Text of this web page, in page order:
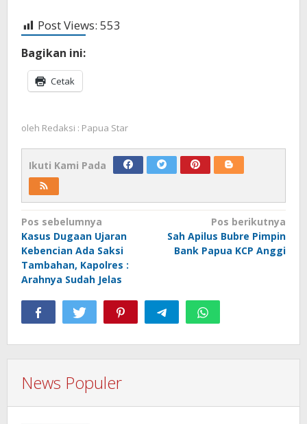
Post Views: 553
Bagikan ini:
Cetak
oleh Redaksi : Papua Star
Ikuti Kami Pada
Navigasi
pos
Pos sebelumnya
Kasus Dugaan Ujaran
Kebencian Ada Saksi
Tambahan, Kapolres :
Arahnya Sudah Jelas
Pos berikutnya
Sah Apilus Bubre Pimpin
Bank Papua KCP Anggi
News Populer